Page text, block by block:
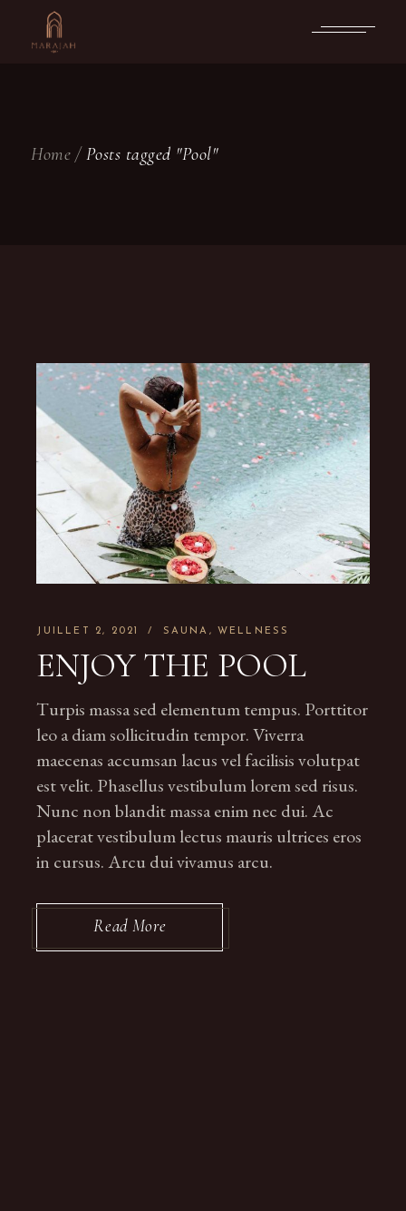
Home Posts tagged "Pool"
JUILLET 2, 2021 SAUNA WELLNESS
ENJOY THE POOL
Turpis massa sed elementum tempus. Porttitor
leo a diam sollicitudin tempor. Viverra
maecenas accumsan lacus vel facilisis volutpat
est velit. Phasellus vestibulum lorem sed risus.
Nunc non blandit massa enim nec dui. Ac
placerat vestibulum lectus mauris ultrices eros
in cursus. Arcu dui vivamus arcu.
Read More